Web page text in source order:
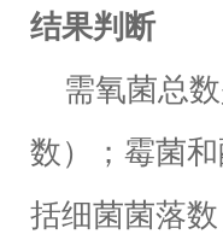
结果判断
需氧菌总数
数）；霉菌
括细菌菌落